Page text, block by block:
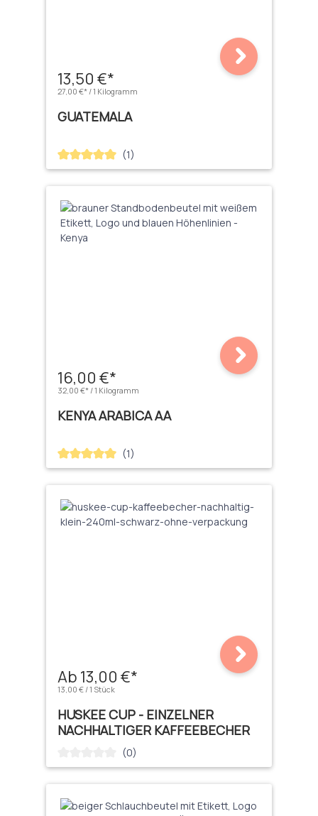
13,50 €*
27,00 €* / 1 Kilogramm
GUATEMALA
Durchschnittliche Bewertung von 5 von 5 Sternen
(1)
16,00 €*
32,00 €* / 1 Kilogramm
KENYA ARABICA AA
Durchschnittliche Bewertung von 5 von 5 Sternen
(1)
Ab 13,00 €*
13,00 € / 1 Stück
HUSKEE CUP - EINZELNER
NACHHALTIGER KAFFEEBECHER
Durchschnittliche Bewertung von 0 von 5 Sternen
(0)